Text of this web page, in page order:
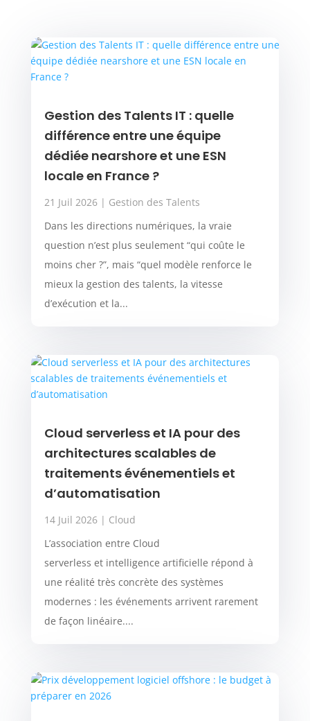
Gestion des Talents IT : quelle
différence entre une équipe
dédiée nearshore et une ESN
locale en France ?
21 Juil 2026| Gestion des Talents
Dans les directions numériques, la vraie
question n’est plus seulement “qui coûte le
moins cher ?”, mais “quel modèle renforce le
mieux la gestion des talents, la vitesse
d’exécution et la...
Cloud serverless et IA pour des
architectures scalables de
traitements événementiels et
d’automatisation
14 Juil 2026| Cloud
L’association entre Cloud
serverless et intelligence artificielle répond à
une réalité très concrète des systèmes
modernes : les événements arrivent rarement
de façon linéaire....